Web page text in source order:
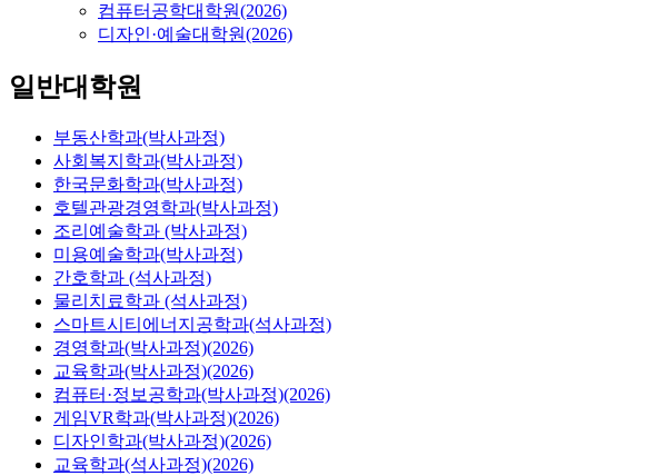
컴퓨터공학대학원(2026)
디자인·예술대학원(2026)
일반대학원
부동산학과(박사과정)
사회복지학과(박사과정)
한국문화학과(박사과정)
호텔관광경영학과(박사과정)
조리예술학과 (박사과정)
미용예술학과(박사과정)
간호학과 (석사과정)
물리치료학과 (석사과정)
스마트시티에너지공학과(석사과정)
경영학과(박사과정)(2026)
교육학과(박사과정)(2026)
컴퓨터·정보공학과(박사과정)(2026)
게임VR학과(박사과정)(2026)
디자인학과(박사과정)(2026)
교육학과(석사과정)(2026)